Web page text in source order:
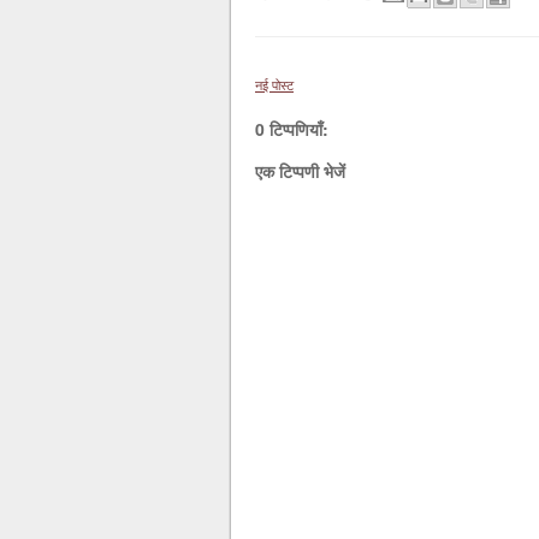
नई पोस्ट
0 टिप्पणियाँ:
एक टिप्पणी भेजें